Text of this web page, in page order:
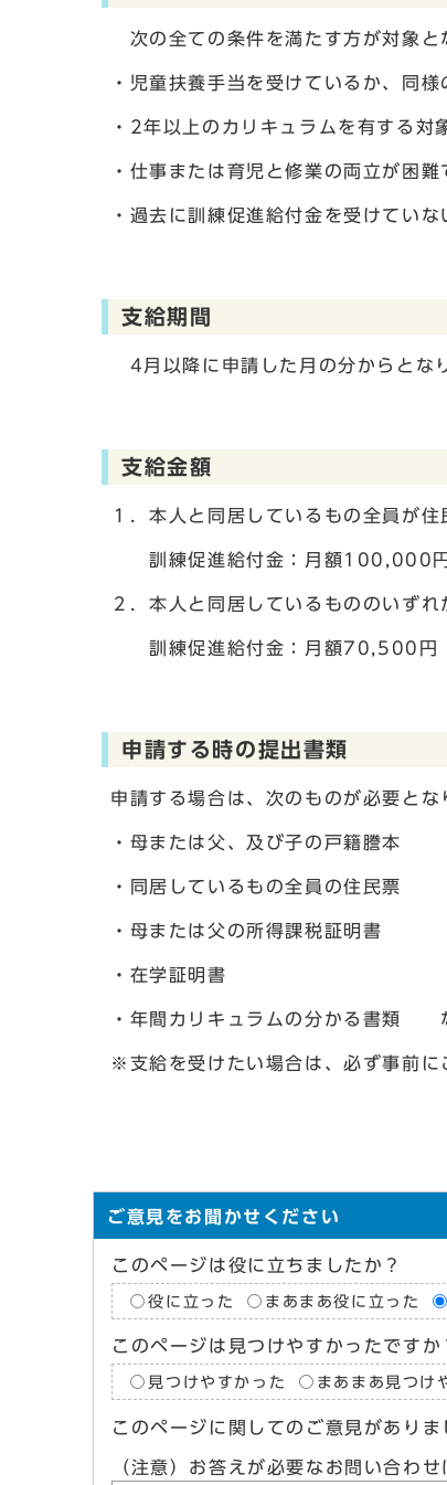
次の全ての条件を満たす方が対象と
・児童扶養手当を受けているか、同
・2年以上のカリキュラムを有する対
・仕事または育児と修業の両立が困難
・過去に訓練促進給付金を受けていな
支給期間
4月以降に申請した月の分からとな
支給金額
１．本人と同居しているもの全員が
訓練促進給付金：月額100,000
２．本人と同居しているもののいず
訓練促進給付金：月額70,500
申請する時の提出書類
申請する場合は、次のものが必要とな
・母または父、及び子の戸籍謄本
・同居しているもの全員の住民票
・母または父の所得課税証明書
・在学証明書
・年間カリキュラムの分かる書類
※支給を受けたい場合は、必ず事前に
ご意見をお聞かせください
このページは役に立ちましたか？
役に立った まあまあ役に立った
このページは見つけやすかったですか
見つけやすかった まあまあ見つけ
このページに関してのご意見がありま
（注意）お答えが必要なお問い合わ